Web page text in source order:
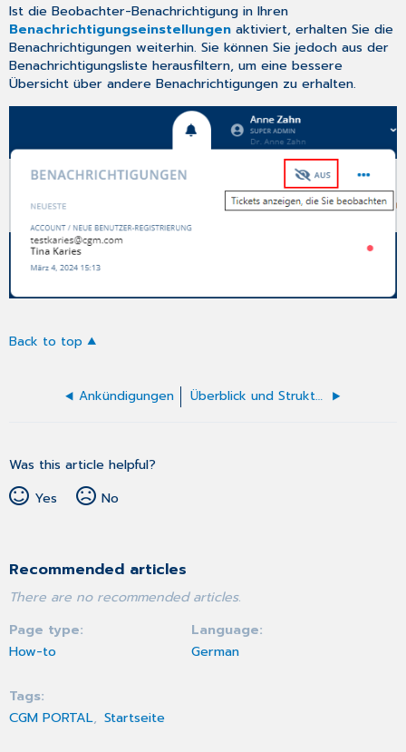
Ist die Beobachter-Benachrichtigung in Ihren
Benachrichtigungseinstellungen aktiviert, erhalten Sie die
Benachrichtigungen weiterhin. Sie können Sie jedoch aus der
Benachrichtigungsliste herausfiltern, um eine bessere
Übersicht über andere Benachrichtigungen zu erhalten.
Back to top
Ankündigungen Überblick und Struktur des Portals
Was this article helpful?
Yes
No
Recommended articles
There are no recommended articles.
Page type
How-to
Language
German
Tags
CGM PORTAL Startseite